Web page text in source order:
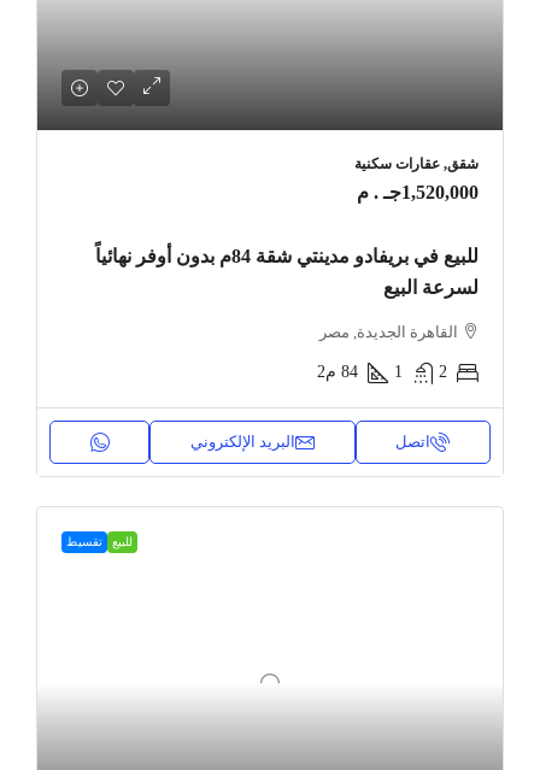
شقق, عقارات سكنية
1,520,000جـ . م
للبيع في بريفادو مدينتي شقة 84م بدون أوفر نهائياً
لسرعة البيع
القاهرة الجديدة, مصر
2
1
84 م2
اتصل البريد الإلكتروني
للبيع تقسيط